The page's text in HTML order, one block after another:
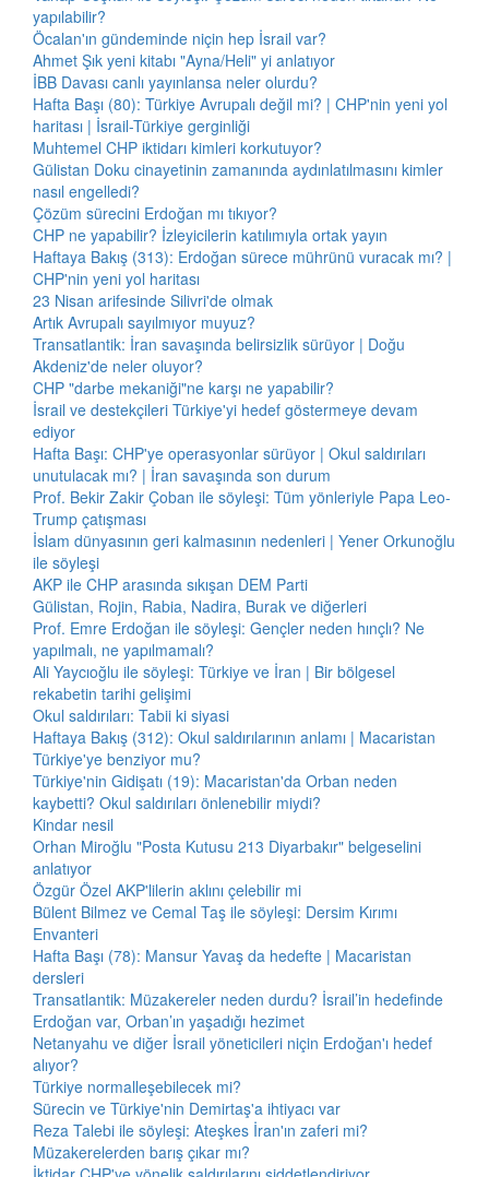
yapılabilir?
Öcalan'ın gündeminde niçin hep İsrail var?
Ahmet Şık yeni kitabı "Ayna/Heli" yi anlatıyor
İBB Davası canlı yayınlansa neler olurdu?
Hafta Başı (80): Türkiye Avrupalı değil mi? | CHP'nin yeni yol
haritası | İsrail-Türkiye gerginliği
Muhtemel CHP iktidarı kimleri korkutuyor?
Gülistan Doku cinayetinin zamanında aydınlatılmasını kimler
nasıl engelledi?
Çözüm sürecini Erdoğan mı tıkıyor?
CHP ne yapabilir? İzleyicilerin katılımıyla ortak yayın
Haftaya Bakış (313): Erdoğan sürece mührünü vuracak mı? |
CHP'nin yeni yol haritası
23 Nisan arifesinde Silivri'de olmak
Artık Avrupalı sayılmıyor muyuz?
Transatlantik: İran savaşında belirsizlik sürüyor | Doğu
Akdeniz'de neler oluyor?
CHP "darbe mekaniği"ne karşı ne yapabilir?
İsrail ve destekçileri Türkiye'yi hedef göstermeye devam
ediyor
Hafta Başı: CHP'ye operasyonlar sürüyor | Okul saldırıları
unutulacak mı? | İran savaşında son durum
Prof. Bekir Zakir Çoban ile söyleşi: Tüm yönleriyle Papa Leo-
Trump çatışması
İslam dünyasının geri kalmasının nedenleri | Yener Orkunoğlu
ile söyleşi
AKP ile CHP arasında sıkışan DEM Parti
Gülistan, Rojin, Rabia, Nadira, Burak ve diğerleri
Prof. Emre Erdoğan ile söyleşi: Gençler neden hınçlı? Ne
yapılmalı, ne yapılmamalı?
Ali Yaycıoğlu ile söyleşi: Türkiye ve İran | Bir bölgesel
rekabetin tarihi gelişimi
Okul saldırıları: Tabii ki siyasi
Haftaya Bakış (312): Okul saldırılarının anlamı | Macaristan
Türkiye'ye benziyor mu?
Türkiye'nin Gidişatı (19): Macaristan'da Orban neden
kaybetti? Okul saldırıları önlenebilir miydi?
Kindar nesil
Orhan Miroğlu "Posta Kutusu 213 Diyarbakır" belgeselini
anlatıyor
Özgür Özel AKP'lilerin aklını çelebilir mi
Bülent Bilmez ve Cemal Taş ile söyleşi: Dersim Kırımı
Envanteri
Hafta Başı (78): Mansur Yavaş da hedefte | Macaristan
dersleri
Transatlantik: Müzakereler neden durdu? İsrail’in hedefinde
Erdoğan var, Orban’ın yaşadığı hezimet
Netanyahu ve diğer İsrail yöneticileri niçin Erdoğan'ı hedef
alıyor?
Türkiye normalleşebilecek mi?
Sürecin ve Türkiye'nin Demirtaş'a ihtiyacı var
Reza Talebi ile söyleşi: Ateşkes İran'ın zaferi mi?
Müzakerelerden barış çıkar mı?